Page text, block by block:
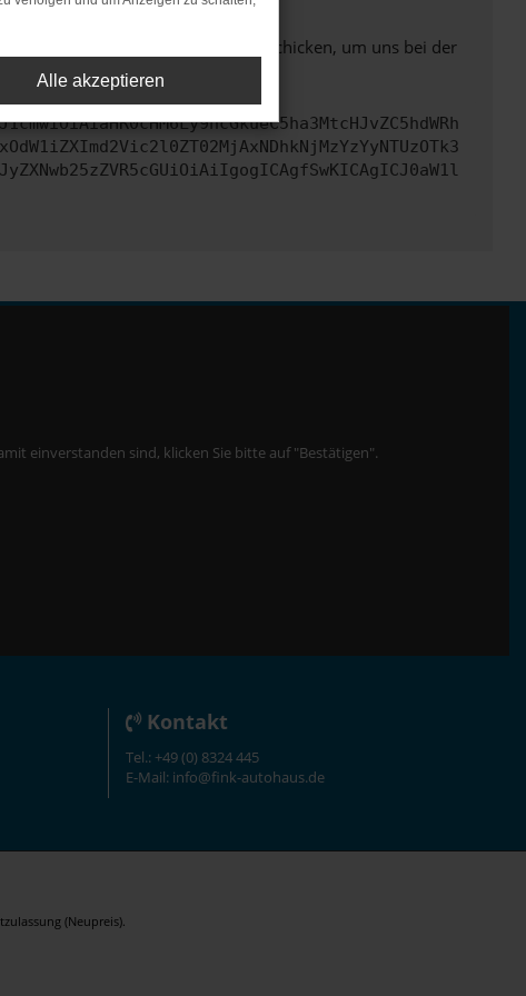
Du kannst uns diesen Text schicken, um uns bei der
einverstanden sind, klicken Sie bitte auf "Bestätigen".
Kontakt
Tel.: +49 (0) 8324 445
E-Mail: info@fink-autohaus.de
(Neupreis).
Alle akzeptieren